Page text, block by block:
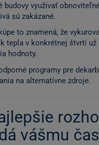
budovy využívať
sú zakázané.
to znamená, že
tepla v konkrétnej štvrti
hodnoty.
programy pre
na alternatívne zdroje.
vášmu